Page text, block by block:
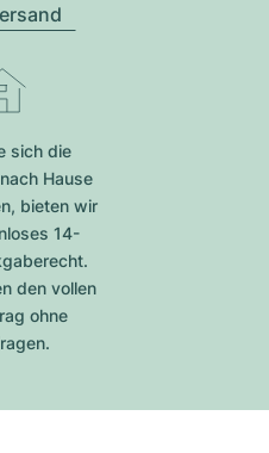
sich die
Hause
bieten wir
14-
den vollen
ohne